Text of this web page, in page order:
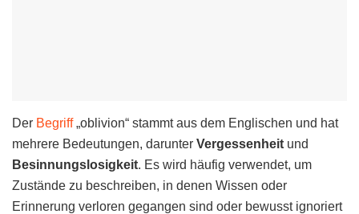
Der Begriff„oblivion“ stammt aus dem Englischen und hat
mehrere Bedeutungen, darunter Vergessenheit und
Besinnungslosigkeit. Es wird häufig verwendet, um
Zustände zu beschreiben, in denen Wissen oder
Erinnerung verloren gegangen sind oder bewusst ignoriert